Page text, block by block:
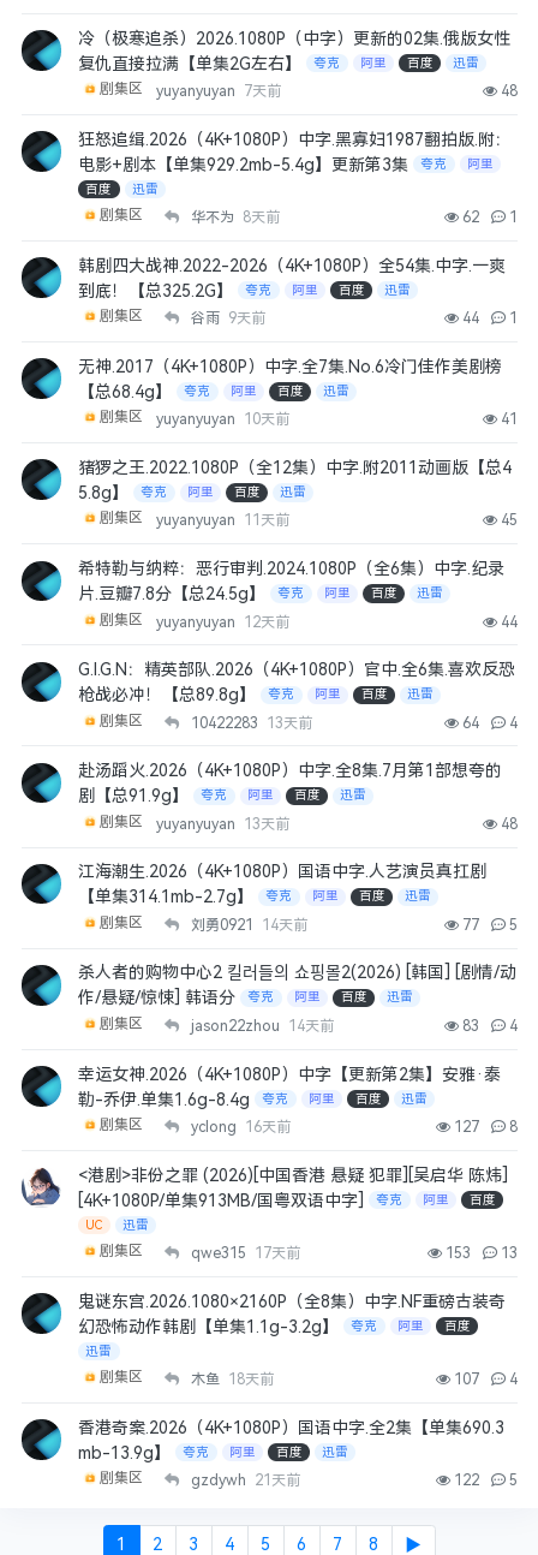
冷（极寒追杀）2026.1080P（中字）更新的02集.俄版女性
复仇直接拉满【单集2G左右】
夸克 阿里 百度 迅雷
剧集区 yuyanyuyan 7天前 48
狂怒追缉.2026（4K+1080P）中字.黑寡妇1987翻拍版.附：
电影+剧本【单集929.2mb-5.4g】更新第3集
夸克
阿里
百度
迅雷
剧集区 华不为 8天前 62 1
韩剧四大战神.2022-2026（4K+1080P）全54集.中字.一爽
到底！【总325.2G】
夸克 阿里 百度 迅雷
剧集区 谷雨 9天前 44 1
无神.2017（4K+1080P）中字.全7集.No.6冷门佳作美剧榜
【总68.4g】
夸克 阿里 百度 迅雷
剧集区 yuyanyuyan 10天前 41
猪猡之王.2022.1080P（全12集）中字.附2011动画版【总4
5.8g】
夸克 阿里 百度 迅雷
剧集区 yuyanyuyan 11天前 45
希特勒与纳粹：恶行审判.2024.1080P（全6集）中字.纪录
片.豆瓣7.8分【总24.5g】
夸克 阿里 百度 迅雷
剧集区 yuyanyuyan 12天前 44
G.I.G.N：精英部队.2026（4K+1080P）官中.全6集.喜欢反恐
枪战必冲！【总89.8g】
夸克 阿里 百度 迅雷
剧集区 10422283 13天前 64 4
赴汤蹈火.2026（4K+1080P）中字.全8集.7月第1部想夸的
剧【总91.9g】
夸克 阿里 百度 迅雷
剧集区 yuyanyuyan 13天前 48
江海潮生.2026（4K+1080P）国语中字.人艺演员真扛剧
【单集314.1mb-2.7g】
夸克 阿里 百度 迅雷
剧集区 刘勇0921 14天前 77 5
杀人者的购物中心2 킬러들의 쇼핑몰2(2026) [韩国] [剧情/动
作/悬疑/惊悚] 韩语分
夸克 阿里 百度 迅雷
剧集区 jason22zhou 14天前 83 4
幸运女神.2026（4K+1080P）中字【更新第2集】安雅·泰
勒-乔伊.单集1.6g-8.4g
夸克 阿里 百度 迅雷
剧集区 yclong 16天前 127 8
<港剧>非份之罪 (2026)[中国香港 悬疑 犯罪][吴启华 陈炜]
[4K+1080P/单集913MB/国粤双语中字]
夸克 阿里
百度
UC
迅雷
剧集区 qwe315 17天前 153 13
鬼谜东宫.2026.1080×2160P（全8集）中字.NF重磅古装奇
幻恐怖动作韩剧【单集1.1g-3.2g】
夸克 阿里
百度
迅雷
剧集区 木鱼 18天前 107 4
香港奇案.2026（4K+1080P）国语中字.全2集【单集690.3
mb-13.9g】
夸克 阿里 百度 迅雷
剧集区 gzdywh 21天前 122 5
1 2 3 4 5 6 7 8 ▶